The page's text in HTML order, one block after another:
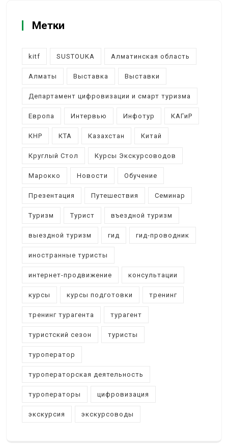
Метки
kitf SUSTOUKA Алматинская область
Алматы Выставка Выставки
Департамент цифровизации и смарт туризма
Европа Интервью Инфотур КАГиР
КНР КТА Казахстан Китай
Круглый Стол Курсы Экскурсоводов
Марокко Новости Обучение
Презентация Путешествия Семинар
Туризм Турист въездной туризм
выездной туризм гид гид-проводник
иностранные туристы
интернет-продвижение консультации
курсы курсы подготовки тренинг
тренинг турагента турагент
туристский сезон туристы
туроператор
туроператорская деятельность
туроператоры цифровизация
экскурсия экскурсоводы